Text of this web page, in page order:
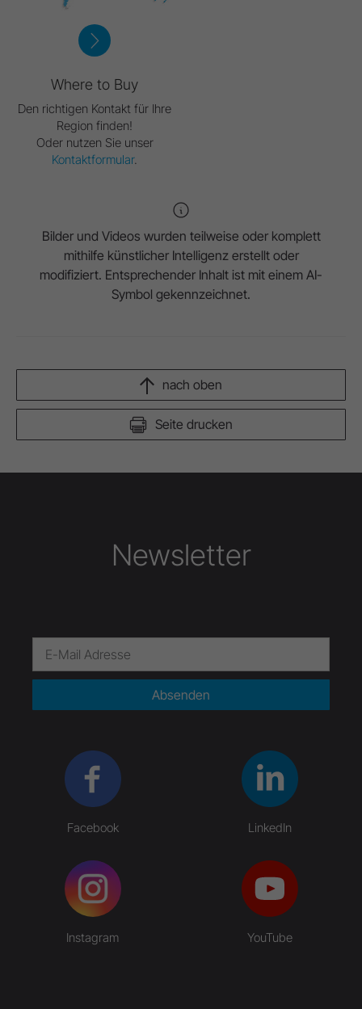
Where to Buy
Den richtigen Kontakt für Ihre
Region finden!
Oder nutzen Sie unser
Kontaktformular.
Bilder und Videos wurden teilweise oder komplett
mithilfe künstlicher Intelligenz erstellt oder
modifiziert. Entsprechender Inhalt ist mit einem AI-
Symbol gekennzeichnet.
Seite drucken
nach oben
Newsletter
Absenden
Facebook LinkedIn
Instagram YouTube